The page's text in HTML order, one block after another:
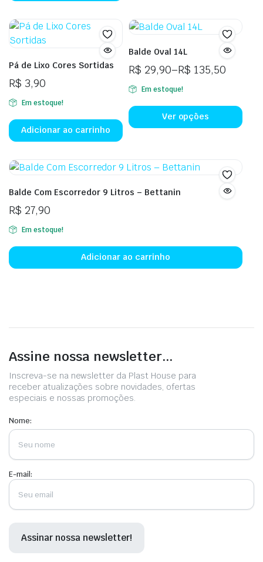
Pá de Lixo Cores Sortidas
R$ 3,90
Em estoque!
Adicionar ao carrinho
Balde Oval 14L
R$ 29,90–R$ 135,50
Faixa
de
preço:
R$ 29,90
Em estoque!
Ver opções
Balde Com Escorredor 9 Litros – Bettanin
R$ 27,90
Em estoque!
Adicionar ao carrinho
Assine nossa newsletter...
Inscreva-se na newsletter da Plast House para
receber atualizações sobre novidades, ofertas
especiais e nossas promoções.
Nome:
E-mail: